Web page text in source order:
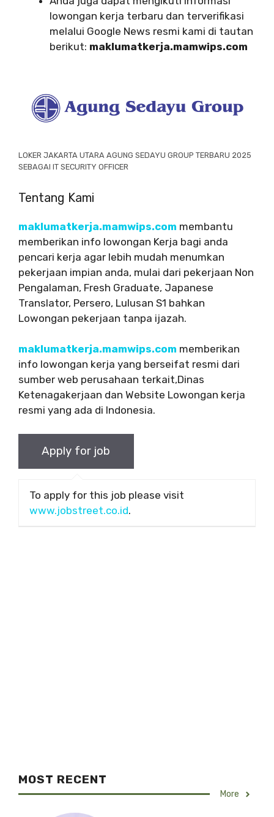
lowongan kerja terbaru dan terverifikasi
melalui Google News resmi kami di tautan
berikut: maklumatkerja.mamwips.com
LOKER JAKARTA UTARA AGUNG SEDAYU GROUP TERBARU 2025
SEBAGAI IT SECURITY OFFICER
Tentang Kami
maklumatkerja.mamwips.com membantu
memberikan info lowongan Kerja bagi anda
pencari kerja agar lebih mudah menumkan
pekerjaan impian anda, mulai dari pekerjaan Non
Pengalaman, Fresh Graduate, Japanese
Translator, Persero, Lulusan S1 bahkan
Lowongan pekerjaan tanpa ijazah.
maklumatkerja.mamwips.com memberikan
info lowongan kerja yang berseifat resmi dari
sumber web perusahaan terkait,Dinas
Ketenagakerjaan dan Website Lowongan kerja
resmi yang ada di Indonesia.
To apply for this job please visit
www.jobstreet.co.id.
MOST RECENT
More